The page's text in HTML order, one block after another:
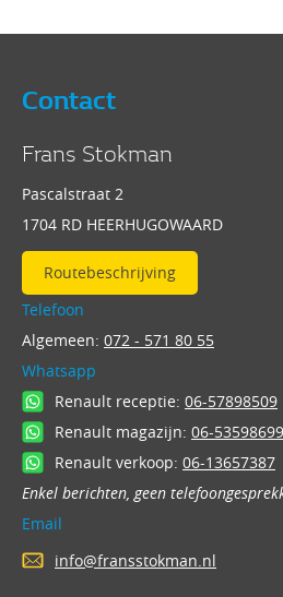
Contact
Frans Stokman
Pascalstraat 2
1704 RD HEERHUGOWAARD
Routebeschrijving
Telefoon
Algemeen: 072 - 571 80 55
Whatsapp
Renault receptie: 06-57898509
Renault magazijn: 06-53598699
Renault verkoop: 06-13657387
Enkel berichten, geen
Email
info@fransstokman.nl